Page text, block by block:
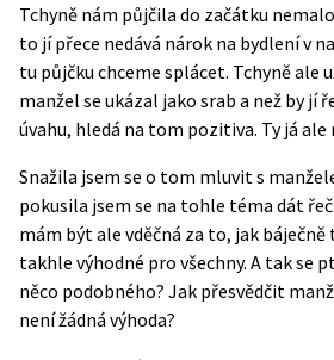
Tchyně nám půjčila do začátku
to jí přece nedává nárok na bydlení v
tu půjčku chceme splácet. Tchyně ale
manžel se ukázal jako srab a než by jí
úvahu, hledá na tom pozitiva. Ty já
Snažila jsem se o tom mluvit s
pokusila jsem se na tohle téma dát
mám být ale vděčná za to, jak
takhle výhodné pro všechny. A tak se
něco podobného? Jak přesvědčit
není žádná výhoda?